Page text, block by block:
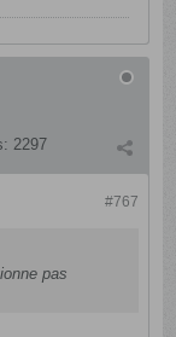
2297
#767
pas